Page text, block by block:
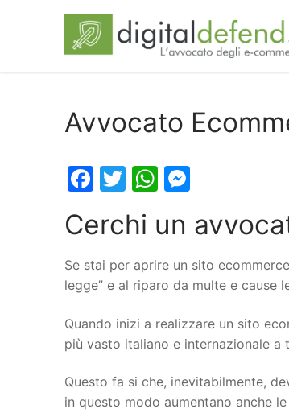
Avvocato
Facebook
TwitterWhatsApp
Cerchi un
Se stai per aprire un sito
legge” e al riparo da multe e
Quando inizi a realizzare un sito
più vasto italiano e internazionale
Questo fa si che, inevitabilmente,
in questo modo aumentano anche